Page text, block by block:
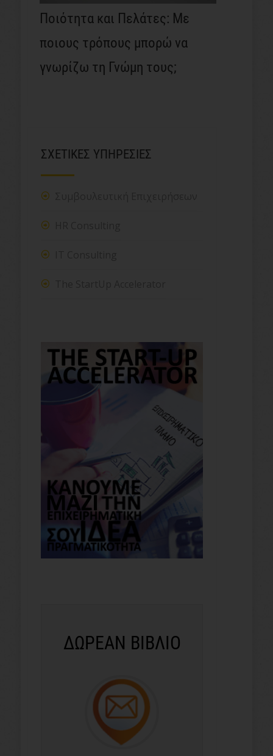
Ποιότητα και Πελάτες: Με
ποιους τρόπους μπορώ να
γνωρίζω τη Γνώμη τους;
ΣΧΕΤΙΚΕΣ ΥΠΗΡΕΣΙΕΣ
ΔΩΡΕΑΝ ΒΙΒΛΙΟ